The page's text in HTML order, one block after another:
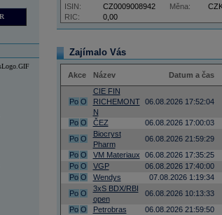
RIC: 0,00
ISIN: CZ0009008942 Měna:
Zajímalo Vás
Akce Název Datum a čas
Po O
CIE FIN
RICHEMONT
N
06.08.2026 17:52:04
Po O ČEZ 06.08.2026 17:00:03
Po O
Biocryst
Pharm
06.08.2026 21:59:29
Po O VM Materiaux 06.08.2026 17:35:25
Po O VGP 06.08.2026 17:40:00
Po O Wendys 07.08.2026 1:19:34
Po O
3xS BDX/RBI
open
06.08.2026 10:13:33
Po O Petrobras 06.08.2026 21:59:50